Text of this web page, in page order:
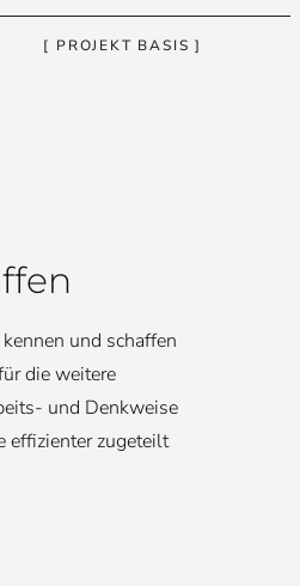
[ PROJEKT BASIS ]
und schaffen
die weitere
und Denkweise
effizienter zugeteilt